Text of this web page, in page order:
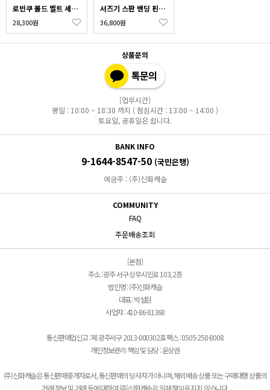
로빈쿠 볼드 벨트 세트 밴딩 와이드 데님 팬츠
28,300원
서즈기 스판 밴딩 핀턱 와이드 슬랙스
36,800원
상품문의
[업무시간]
평일 : 10:00 ~ 18:30 까지 ( 점심시간 : 13:00 ~ 14:00 )
토요일, 공휴일은 쉽니다.
BANK INFO
9-1644-8547-50 (국민은행)
예금주 : (주)신화캐슬
COMMUNITY
FAQ
주문배송조회
[본점]
주소 : 광주 서구 상무시민로 103, 2층
법인명 : (주)신화캐슬
대표 : 박설원
사업자 : 410-86-81368
통신판매업신고 : 제 광주서구 2013-000302호 팩스 : 0505-258-8008
개인정보관리 책임 및 담당 : 윤상권
(주)신화캐슬은 통신판매중개자로서, 통신판매의 당사자가 아니며, 해외배송 상품 또는 구매대행 상품의
거래 정보 및 거래 등에 대하여 (주)신화캐슬은 일체 책임을 지지 않습니다.